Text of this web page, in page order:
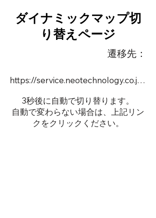
ダイナミックマップ切
り替えページ
遷移先：
https://service.neotechnology.co.jp/demo/DY072/FreeMindView.html
3秒後に自動で切り替ります。
自動で変わらない場合は、上記リン
クをクリックください。